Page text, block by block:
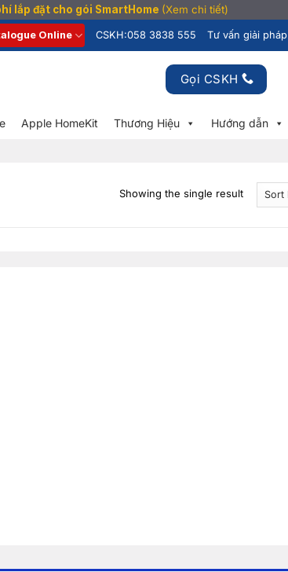
lắp đặt cho gói SmartHome (Xem chi tiết)
Online CSKH:058 3838 555 Tư vấn giải pháp
Gọi CSKH
Apple HomeKit Thương Hiệu Hướng dẫn
Showing the single result